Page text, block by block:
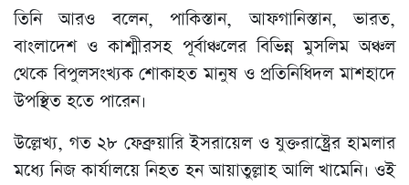
তিনি আরও বলেন, পাকিস্তান, আফগানিস্তান, ভারত,
বাংলাদেশ ও কাশ্মীরসহ পূর্বাঞ্চলের বিভিন্ন মুসলিম অঞ্চল
থেকে বিপুলসংখ্যক শোকাহত মানুষ ও প্রতিনিধিদল মাশহাদে
উপস্থিত হতে পারেন।
উল্লেখ্য, গত ২৮ ফেব্রুয়ারি ইসরায়েল ও যুক্তরাষ্ট্রের হামলার
মধ্যে নিজ কার্যালয়ে নিহত হন আয়াতুল্লাহ আলি খামেনি। ওই